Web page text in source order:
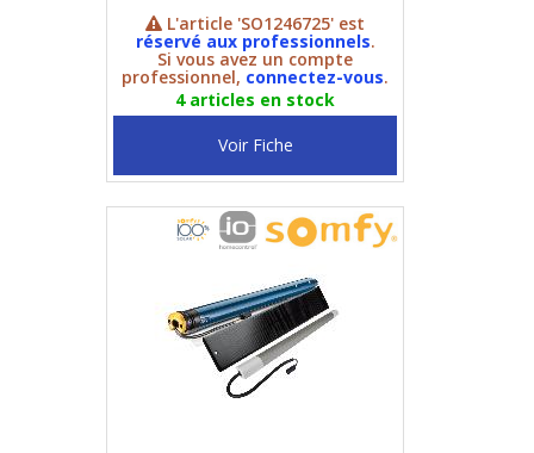
L'article 'SO1246725' est
réservé aux professionnels.
Si vous avez un compte
professionnel, connectez-vous.
4 articles en stock
Voir Fiche